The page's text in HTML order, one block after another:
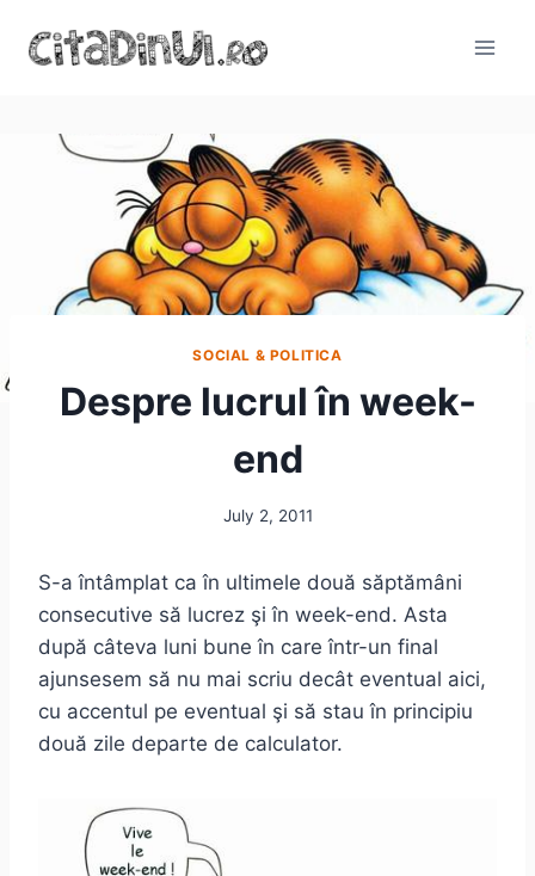
SOCIAL & POLITICA
Despre lucrul în week-
end
July 2, 2011
S-a întâmplat ca în ultimele două săptămâni
consecutive să lucrez şi în week-end. Asta
după câteva luni bune în care într-un final
ajunsesem să nu mai scriu decât eventual aici,
cu accentul pe eventual şi să stau în principiu
două zile departe de calculator.